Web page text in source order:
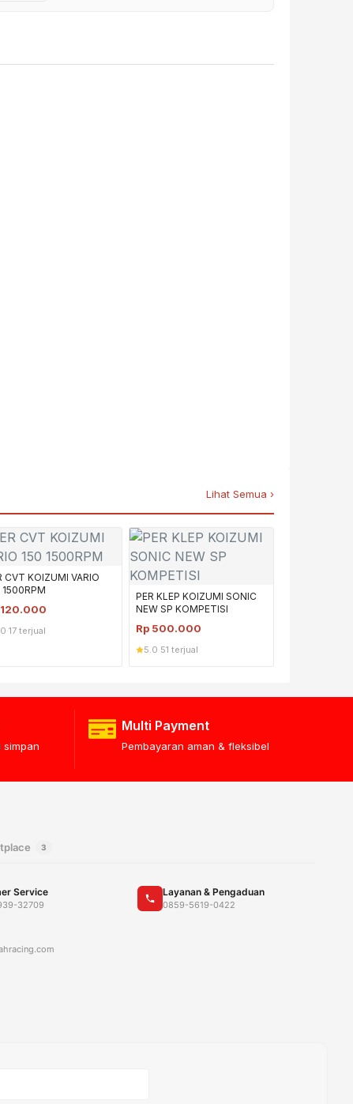
Lihat Semua ›
CVT KOIZUMI VARIO
1500RPM
120.000
17 terjual
PER KLEP KOIZUMI SONIC
NEW SP KOMPETISI
Rp 500.000
5.0 51 terjual
simpan
Multi Payment
Pembayaran aman & fleksibel
3
Service
32709
Layanan & Pengaduan
0859-5619-0422